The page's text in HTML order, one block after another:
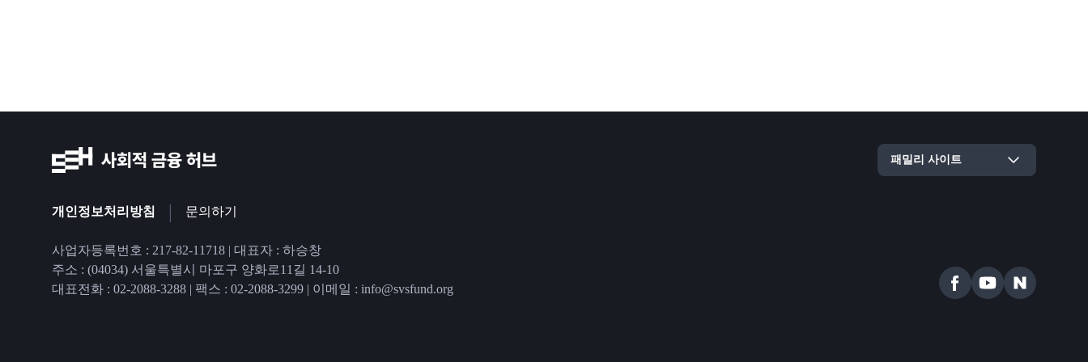
개인정보처리방침 | 문의하기
사업자등록번호 : 217-82-11718 | 대표자 : 하승창
주소 : (04034) 서울특별시 마포구 양화로11길 14-10
대표전화 : 02-2088-3288 | 팩스 : 02-2088-3299 | 이메일 : info@svsfund.org